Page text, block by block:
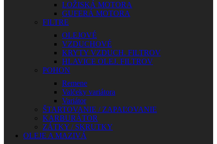
LOŽISKÁ MOTORA
GUFERÁ MOTORA
FILTRE
OLEJOVÉ
VZDUCHOVÉ
KRYTY VZDUCH. FILTROV
HLAVICE OLEJ. FILTROV
POHON
Remene
Valčeky variátora
Variátor
ŠTARTOVANIE / ZAPAĽOVANIE
KARBURÁTOR
ZÁTKY / SKRUTKY
OLEJE A MAZIVÁ